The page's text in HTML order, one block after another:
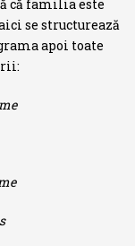
că familia este
se structurează
apoi toate